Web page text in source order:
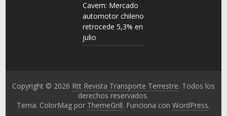
Cavem: Mercado
automotor chileno
retrocede 5,3% en
julio
Copyright © 2026 Rtt Revista Transporte Terrestre. Todos los
derechos reservados.
Tema: ColorMag por ThemeGrill. Funciona conWordPress.